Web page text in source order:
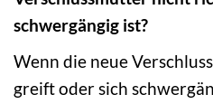
schwergängig ist?
Wenn die neue
greift oder sich